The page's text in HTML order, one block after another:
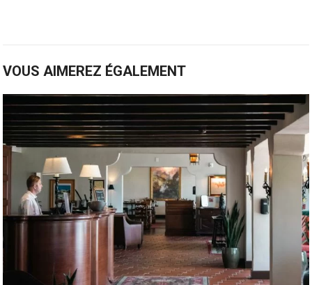
VOUS AIMEREZ ÉGALEMENT